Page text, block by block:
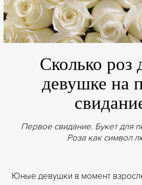
Сколько роз
девушке на
Первое свидание. Букет для
Роза как символ
Юные девушки в момент